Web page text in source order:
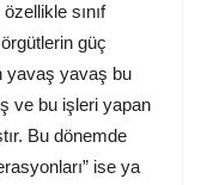
sınıf
güç
yavaş yavaş bu
ve bu işleri yapan
Bu dönemde
ise ya